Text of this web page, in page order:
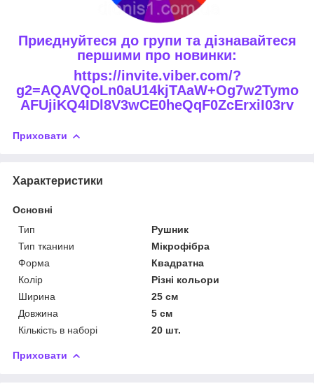
Приєднуйтеся до групи та дізнавайтеся
першими про новинки:
https://invite.viber.com/?
g2=AQAVQoLn0aU14kjTAaW+Og7w2Tymo
AFUjiKQ4IDl8V3wCE0heQqF0ZcErxiI03rv
Приховати
Характеристики
Основні
Тип
Рушник
Тип тканини
Мікрофібра
Форма
Квадратна
Колір
Різні кольори
Ширина
25 см
Довжина
5 см
Кількість в наборі
20 шт.
Приховати